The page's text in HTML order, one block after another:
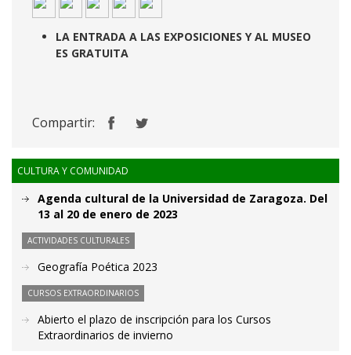
LA ENTRADA A LAS EXPOSICIONES Y AL MUSEO
ES GRATUITA
Compartir:
CULTURA Y COMUNIDAD
Agenda cultural de la Universidad de Zaragoza. Del
13 al 20 de enero de 2023
ACTIVIDADES CULTURALES
Geografía Poética 2023
CURSOS EXTRAORDINARIOS
Abierto el plazo de inscripción para los Cursos
Extraordinarios de invierno